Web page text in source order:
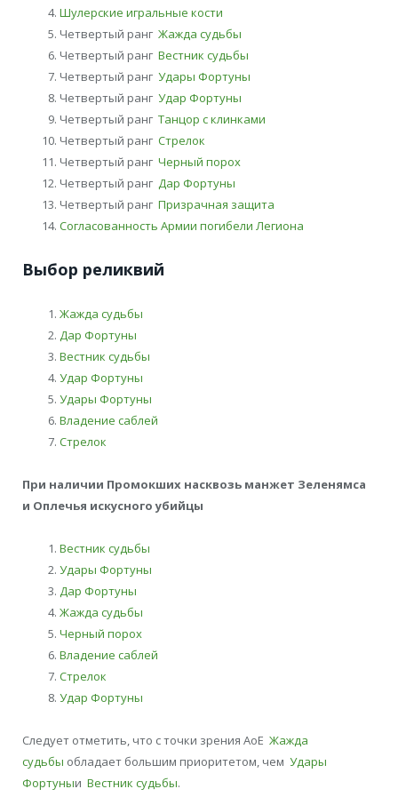
Шулерские игральные кости
Четвертый ранг Жажда судьбы
Четвертый ранг Вестник судьбы
Четвертый ранг Удары Фортуны
Четвертый ранг Удар Фортуны
Четвертый ранг Танцор с клинками
Четвертый ранг Стрелок
Четвертый ранг Черный порох
Четвертый ранг Дар Фортуны
Четвертый ранг Призрачная защита
Согласованность Армии погибели Легиона
Выбор реликвий
Жажда судьбы
Дар Фортуны
Вестник судьбы
Удар Фортуны
Удары Фортуны
Владение саблей
Стрелок
При наличии Промокших насквозь манжет Зеленямса
и Оплечья искусного убийцы
Вестник судьбы
Удары Фортуны
Дар Фортуны
Жажда судьбы
Черный порох
Владение саблей
Стрелок
Удар Фортуны
Следует отметить, что с точки зрения АоЕ Жажда
судьбы обладает большим приоритетом, чем Удары
Фортуныи Вестник судьбы.